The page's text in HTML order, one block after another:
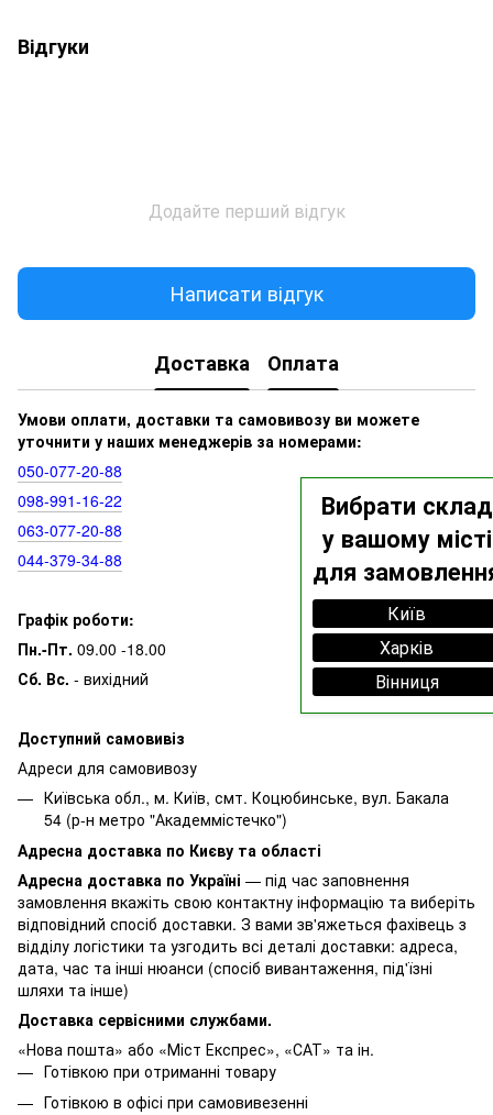
Вибрати склад
у вашому місті
для
Київ
Харків
Вінниця
Відгуки
Додайте перший відгук
Написати відгук
Доставка Оплата
Умови оплати, доставки та самовивозу ви можете
уточнити у наших менеджерів за номерами:
050‑077‑20‑88
098‑991‑16‑22
063‑077‑20‑88
044‑379‑34‑88
Графік роботи:
Пн.-Пт. 09.00 -18.00
Сб. Вс. - вихідний
Доступний самовивіз
Адреси для самовивозу
Київська обл., м. Київ, смт. Коцюбинське, вул. Бакала
54 (р-н метро "Академмістечко")
Адресна доставка по Києву та області
Адресна доставка по Україні — під час заповнення
замовлення вкажіть свою контактну інформацію та виберіть
відповідний спосіб доставки. З вами зв'яжеться фахівець з
відділу логістики та узгодить всі деталі доставки: адреса,
дата, час та інші нюанси (спосіб вивантаження, під'їзні
шляхи та інше)
Доставка сервісними службами.
«Нова пошта» або «Міст Експрес», «САТ» та ін.
Готівкою при отриманні товару
Готівкою в офісі при самовивезенні